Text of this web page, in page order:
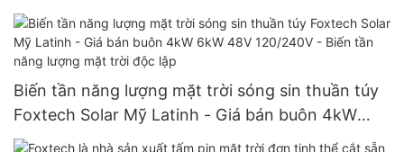
Colombia, hệ thống điện độc lập 120V.
Biến tần năng lượng mặt trời sóng sin thuần túy
Foxtech Solar Mỹ Latinh - Giá bán buôn 4kW
6kW 48V 120/240V - Biến tần năng lượng mặt